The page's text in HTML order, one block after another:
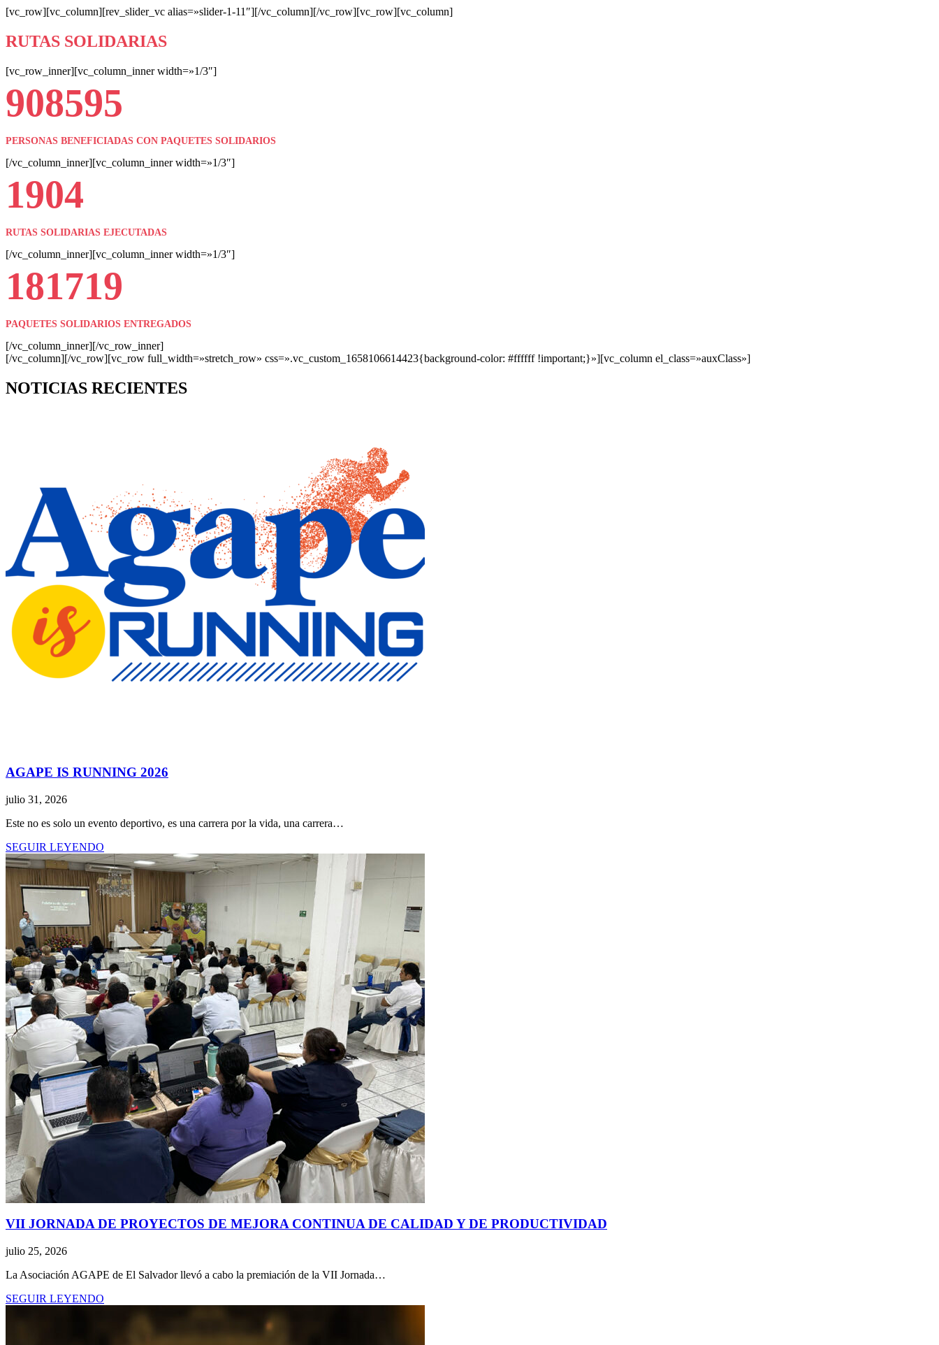
[vc_row][vc_column][rev_slider_vc alias=»slider-1-11″][/vc_column][/vc_row][vc_row][vc_column]
RUTAS SOLIDARIAS
[vc_row_inner][vc_column_inner width=»1/3″]
908595
PERSONAS BENEFICIADAS CON PAQUETES SOLIDARIOS
[/vc_column_inner][vc_column_inner width=»1/3″]
1904
RUTAS SOLIDARIAS EJECUTADAS
[/vc_column_inner][vc_column_inner width=»1/3″]
181719
PAQUETES SOLIDARIOS ENTREGADOS
[/vc_column_inner][/vc_row_inner]
[/vc_column][/vc_row][vc_row full_width=»stretch_row» css=».vc_custom_1658106614423{background-color: #ffffff !important;}»][vc_column el_class=»auxClass»]
NOTICIAS RECIENTES
AGAPE IS RUNNING 2026
julio 31, 2026
Este no es solo un evento deportivo, es una carrera por la vida, una carrera…
SEGUIR LEYENDO
VII JORNADA DE PROYECTOS DE MEJORA CONTINUA DE CALIDAD Y DE PRODUCTIVIDAD
julio 25, 2026
La Asociación AGAPE de El Salvador llevó a cabo la premiación de la VII Jornada…
SEGUIR LEYENDO